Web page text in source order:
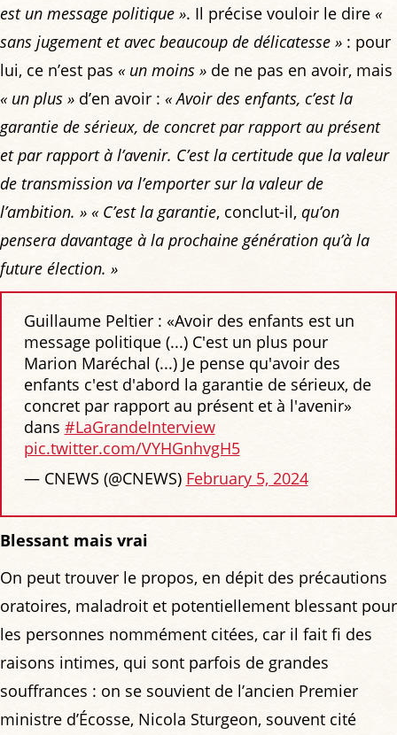
est un message politique ». Il précise vouloir le dire «
sans jugement et avec beaucoup de délicatesse » : pour
lui, ce n’est pas « un moins » de ne pas en avoir, mais
« un plus » d’en avoir : « Avoir des enfants, c’est la
garantie de sérieux, de concret par rapport au présent
et par rapport à l’avenir. C’est la certitude que la valeur
de transmission va l’emporter sur la valeur de
l’ambition. » « C’est la garantie, conclut-il, qu’on
pensera davantage à la prochaine génération qu’à la
future élection. »
Guillaume Peltier : «Avoir des enfants est un
message politique (...) C'est un plus pour
Marion Maréchal (...) Je pense qu'avoir des
enfants c'est d'abord la garantie de sérieux, de
concret par rapport au présent et à l'avenir»
dans #LaGrandeInterview
pic.twitter.com/VYHGnhvgH5
— CNEWS (@CNEWS) February 5, 2024
Blessant mais vrai
On peut trouver le propos, en dépit des précautions
oratoires, maladroit et potentiellement blessant pour
les personnes nommément citées, car il fait fi des
raisons intimes, qui sont parfois de grandes
souffrances : on se souvient de l’ancien Premier
ministre d’Écosse, Nicola Sturgeon, souvent cité